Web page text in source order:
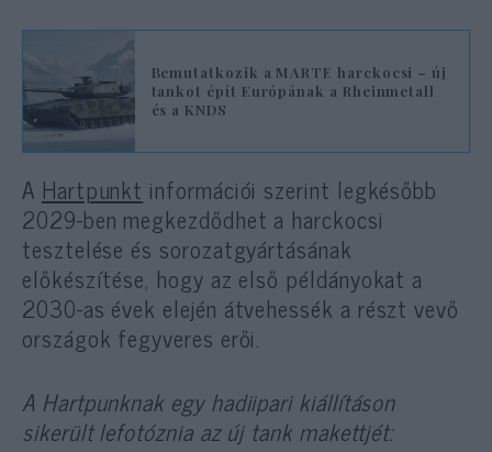
Bemutatkozik a MARTE harckocsi – új
tankot épít Európának a Rheinmetall
és a KNDS
A Hartpunkt információi szerint legkésőbb
2029-ben megkezdődhet a harckocsi
tesztelése és sorozatgyártásának
előkészítése, hogy az első példányokat a
2030-as évek elején átvehessék a részt vevő
országok fegyveres erői.
A Hartpunknak egy hadiipari kiállításon
sikerült lefotóznia az új tank makettjét: